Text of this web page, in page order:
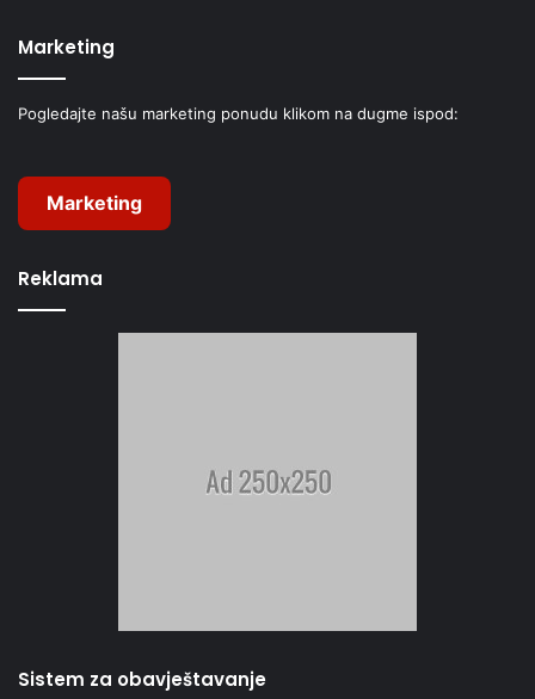
Marketing
Pogledajte našu marketing ponudu klikom na dugme ispod:
Marketing
Reklama
Sistem za obavještavanje